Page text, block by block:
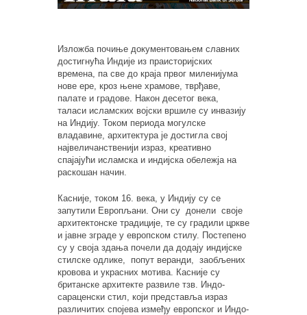
Изложба почиње документовањем славних
достигнућа Индије из праисторијских
времена, па све до краја првог миленијума
нове ере, кроз њене храмове, тврђаве,
палате и градове. Након десетог века,
таласи исламских војски вршиле су инвазију
на Индију. Током периода могулске
владавине, архитектура је достигла свој
највеличанственији израз, креативно
спајајући исламска и индијска обележја на
раскошан начин.
Касније, током 16. века, у Индију су се
запутили Европљани. Они су донели своје
архитектонске традиције, те су градили цркве
и јавне зграде у европском стилу. Постепено
су у своја здања почели да додају индијске
стилске одлике, попут веранди, заобљених
кровова и украсних мотива. Касније су
британске архитекте развиле тзв. Индо-
сараценски стил, који представља израз
различитих спојева између европског и Индо-